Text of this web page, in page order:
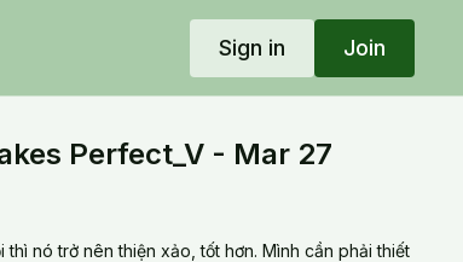
Sign in Join
Perfect_V - Mar 27
thì nó trở nên thiện xảo, tốt hơn. Mình cần phải thiết